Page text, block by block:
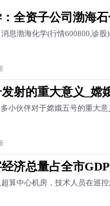
全资子公司渤海
息渤海化学(行情600800,诊
射的重大意义_嫦
小伙伴对于嫦娥五号的重大
济总量占全市
算中心机房，技术人员在巡